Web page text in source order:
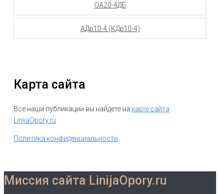
ОА20-4ДБ
АДр10-4 (КДр10-4)
Карта сайта
Все наши публикации вы найдете на карте сайта
LinijaOpory.ru
Политика конфиденциальности
Миссия сайта LinijaOpory.ru